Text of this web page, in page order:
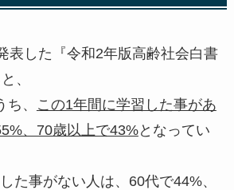
表した『令和2年版高齢社会白書
、
、
この1年間に学習した事があ
、70歳以上で43%となってい
た事がない人は、60代で44%、